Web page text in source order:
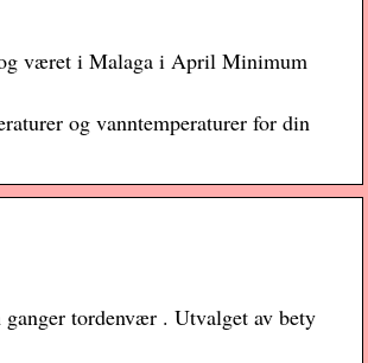
været i Malaga i April Minimum
og vanntemperaturer for din
tordenvær . Utvalget av bety